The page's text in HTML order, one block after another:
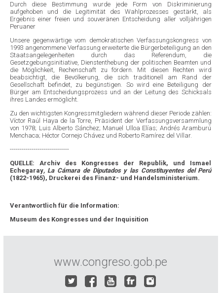
Durch diese Bestimmung wurde jede Form von Diskriminierung
aufgehoben und die Legitimität des Wahlprozesses gestärkt, als
Ergebnis einer freien und souveränen Entscheidung aller volljährigen
Peruaner
Unsere gegenwärtige vom demokratischen Verfassungskongress von
1993 angenommene Verfassung erweiterte die Bürgerbeteiligung an den
Staatsangelegenheiten durch das Referendum, die
Gesetzgebungsinitiative, Dienstenthebung der politischen Beamten und
die Möglichkeit, Rechenschaft zu fördern. Mit diesen Rechten wird
beabsichtigt, die Bevölkerung, die sich traditionell am Rand der
Gesellschaft befindet, zu begünstigen. So wird eine Beteiligung der
Bürger am Entscheidungsprozess und an der Leitung des Schicksals
ihres Landes ermöglicht.
Zu den wichtigsten Kongressmitgliedern während dieser Periode zählen:
Víctor Raúl Haya de la Torre, Präsident der Verfassungsversammlung
von 1978; Luis Alberto Sánchez; Manuel Ulloa Elías; Andrés Aramburú
Menchaca; Héctor Cornejo Chávez und Roberto Ramírez del Villar.
------------------------------
QUELLE: Archiv des Kongresses der Republik, und Ismael
Echegaray, La Cámara de Diputados y las Constituyentes del Perú
(1822-1965), Druckerei des Finanz- und Handelsministerium.
Verantwortlich für die Information:
Museum des Kongresses und der Inquisition
www.congreso.gob.pe